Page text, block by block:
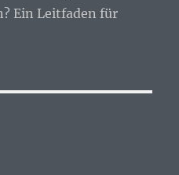
Ein Leitfaden für